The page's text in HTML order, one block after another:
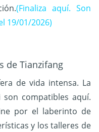
(Finaliza aquí. Son
19/01/2026)
de Tianzifang
de vida intensa. La
compatibles aquí.
por el laberinto de
y los talleres de